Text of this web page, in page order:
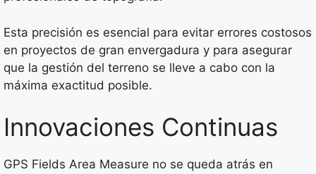
Esta precisión es esencial para evitar errores costosos
en proyectos de gran envergadura y para asegurar
que la gestión del terreno se lleve a cabo con la
máxima exactitud posible.
Innovaciones Continuas
GPS Fields Area Measure no se queda atrás en